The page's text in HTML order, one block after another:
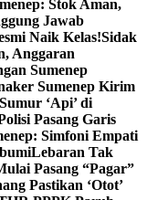
Stok Aman,
Jawab
Naik Kelas!Sidak
Anggaran
Sumenep
Sumenep Kirim
‘Api’ di
Pasang Garis
Simfoni Empati
Lebaran Tak
Pasang “Pagar”
Pastikan ‘Otot’